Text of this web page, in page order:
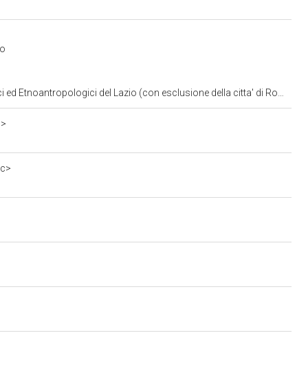
Etnoantropologici del Lazio (con esclusione della citta' di Roma)